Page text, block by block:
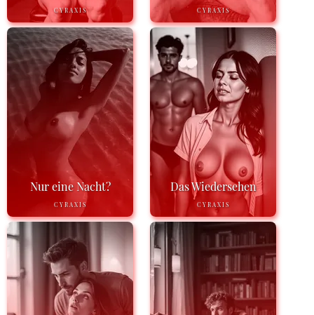
CYRAXIS CYRAXIS
Nur eine Nacht?
CYRAXIS
Das Wiedersehen
CYRAXIS